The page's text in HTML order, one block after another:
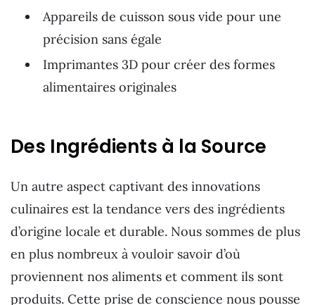
Appareils de cuisson sous vide pour une
précision sans égale
Imprimantes 3D pour créer des formes
alimentaires originales
Des Ingrédients à la Source
Un autre aspect captivant des innovations
culinaires est la tendance vers des ingrédients
d’origine locale et durable. Nous sommes de plus
en plus nombreux à vouloir savoir d’où
proviennent nos aliments et comment ils sont
produits. Cette prise de conscience nous pousse